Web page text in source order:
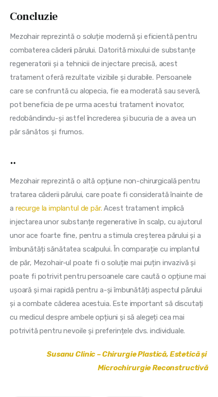
Concluzie
Mezohair reprezintă o soluție modernă și eficientă pentru
combaterea căderii părului. Datorită mixului de substanțe
regeneratorii și a tehnicii de injectare precisă, acest
tratament oferă rezultate vizibile și durabile. Persoanele
care se confruntă cu alopecia, fie ea moderată sau severă,
pot beneficia de pe urma acestui tratament inovator,
redobândindu-și astfel încrederea și bucuria de a avea un
păr sănătos și frumos.
..
Mezohair reprezintă o altă opțiune non-chirurgicală pentru
tratarea căderii părului, care poate fi considerată înainte de
a recurge la implantul de păr. Acest tratament implică
injectarea unor substanțe regenerative în scalp, cu ajutorul
unor ace foarte fine, pentru a stimula creșterea părului și a
îmbunătăți sănătatea scalpului. În comparație cu implantul
de păr, Mezohair-ul poate fi o soluție mai puțin invazivă și
poate fi potrivit pentru persoanele care caută o opțiune mai
ușoară și mai rapidă pentru a-și îmbunătăți aspectul părului
și a combate căderea acestuia. Este important să discutați
cu medicul despre ambele opțiuni și să alegeți cea mai
potrivită pentru nevoile și preferințele dvs. individuale.
Susanu Clinic – Chirurgie Plastică, Estetică și
Microchirurgie Reconstructivă